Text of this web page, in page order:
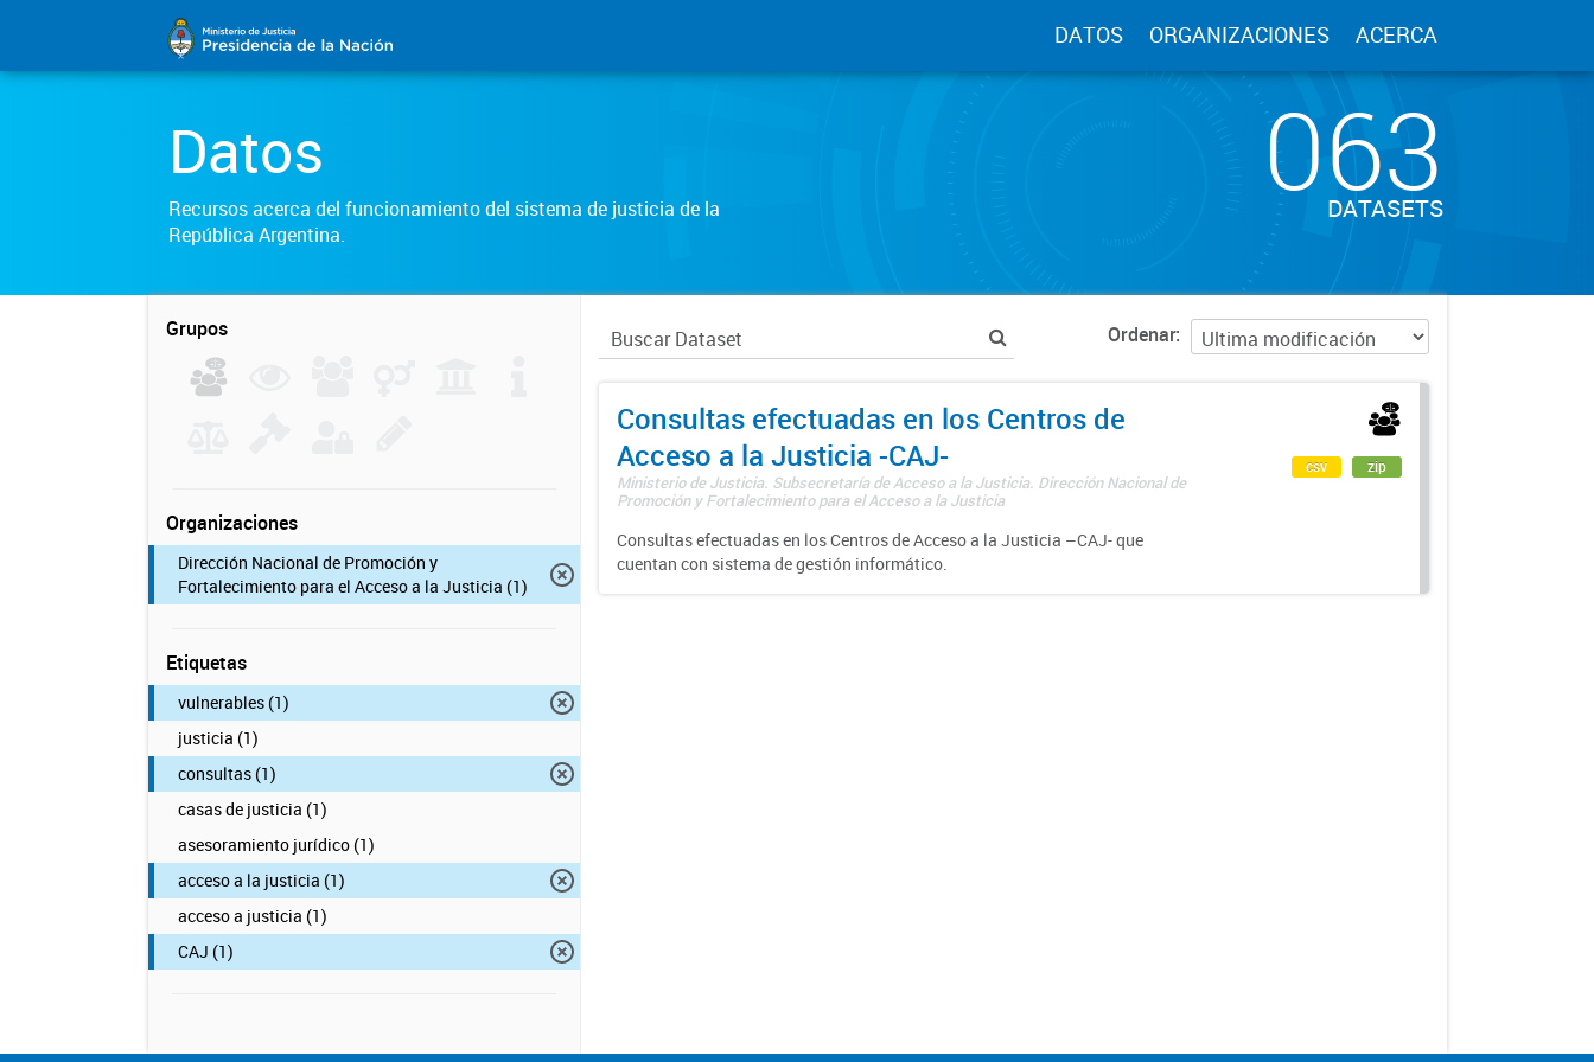
DATOS ORGANIZACIONES ACERCA
Datos
Recursos acerca del funcionamiento del sistema de justicia de la
República Argentina.
063
DATASETS
Grupos
Organizaciones
Dirección Nacional de Promoción y
Fortalecimiento para el Acceso a la Justicia (1)
Etiquetas
vulnerables (1)
justicia (1)
consultas (1)
casas de justicia (1)
asesoramiento jurídico (1)
acceso a la justicia (1)
acceso a justicia (1)
CAJ (1)
Ordenar
Consultas efectuadas en los Centros de
Acceso a la Justicia -CAJ-
Ministerio de Justicia. Subsecretaría de Acceso a la Justicia. Dirección Nacional de
Promoción y Fortalecimiento para el Acceso a la Justicia
Consultas efectuadas en los Centros de Acceso a la Justicia –CAJ- que
cuentan con sistema de gestión informático.
csv zip